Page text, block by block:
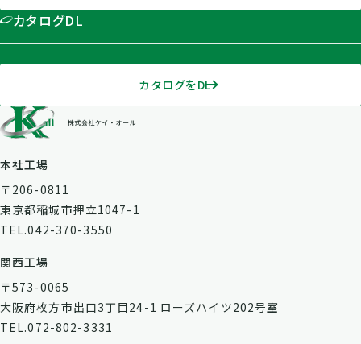
カタログDL
カタログをDL
本社工場
〒206-0811
東京都稲城市押立1047-1
TEL.042-370-3550
関西工場
〒573-0065
大阪府枚方市出口3丁目24-1 ローズハイツ202号室
TEL.072-802-3331